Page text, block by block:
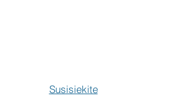
Susisiekite